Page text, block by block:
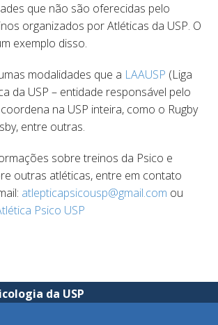
que não são oferecidas pelo
organizados por Atléticas da USP. O
exemplo disso.
modalidades que a LAAUSP (Liga
da USP – entidade responsável pelo
na USP inteira, como o Rugby
entre outras.
sobre treinos da Psico e
outras atléticas, entre em contato
atlepticapsicousp@gmail.com ou
Psico USP
da USP